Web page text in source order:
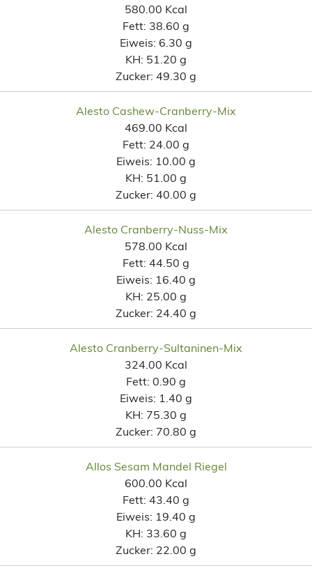
580.00 Kcal
Fett: 38.60 g
Eiweis: 6.30 g
KH: 51.20 g
Zucker: 49.30 g
Alesto Cashew-Cranberry-Mix
469.00 Kcal
Fett: 24.00 g
Eiweis: 10.00 g
KH: 51.00 g
Zucker: 40.00 g
Alesto Cranberry-Nuss-Mix
578.00 Kcal
Fett: 44.50 g
Eiweis: 16.40 g
KH: 25.00 g
Zucker: 24.40 g
Alesto Cranberry-Sultaninen-Mix
324.00 Kcal
Fett: 0.90 g
Eiweis: 1.40 g
KH: 75.30 g
Zucker: 70.80 g
Allos Sesam Mandel Riegel
600.00 Kcal
Fett: 43.40 g
Eiweis: 19.40 g
KH: 33.60 g
Zucker: 22.00 g